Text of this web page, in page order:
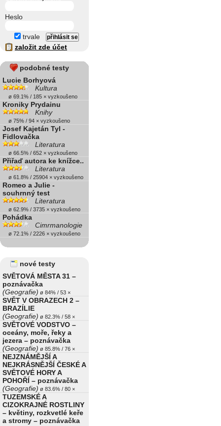
Heslo
trvale
založit zde účet
podobné testy
Lucie Borhyová
Kultura
ø 69.1% / 185 × vyzkoušeno
Kroniky Prydainu
Knihy
ø 75% / 94 × vyzkoušeno
Josef Kajetán Tyl -
Fidlovačka
Literatura
ø 66.5% / 652 × vyzkoušeno
Přiřaď autora ke knížce..
Literatura
ø 61.8% / 25904 × vyzkoušeno
Romeo a Julie -
souhrnný test
Literatura
ø 62.9% / 3735 × vyzkoušeno
Pohádka
Cimrmanologie
ø 72.1% / 2226 × vyzkoušeno
nové testy
SVĚTOVÁ MĚSTA 31 –
poznávačka
(Geografie) ø 84% / 53 ×
SVĚT V OBRAZECH 2 –
BRAZÍLIE
(Geografie) ø 82.3% / 58 ×
SVĚTOVÉ VODSTVO –
oceány, moře, řeky a
jezera – poznávačka
(Geografie) ø 85.8% / 76 ×
NEJZNÁMĚJŠÍ A
NEJKRÁSNĚJŠÍ ČESKÉ A
SVĚTOVÉ HORY A
POHOŘÍ – poznávačka
(Geografie) ø 83.6% / 80 ×
TUZEMSKÉ A
CIZOKRAJNÉ ROSTLINY
– květiny, rozkvetlé keře
a stromy – poznávačka